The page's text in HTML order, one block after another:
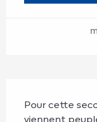
Pour cette
viennent